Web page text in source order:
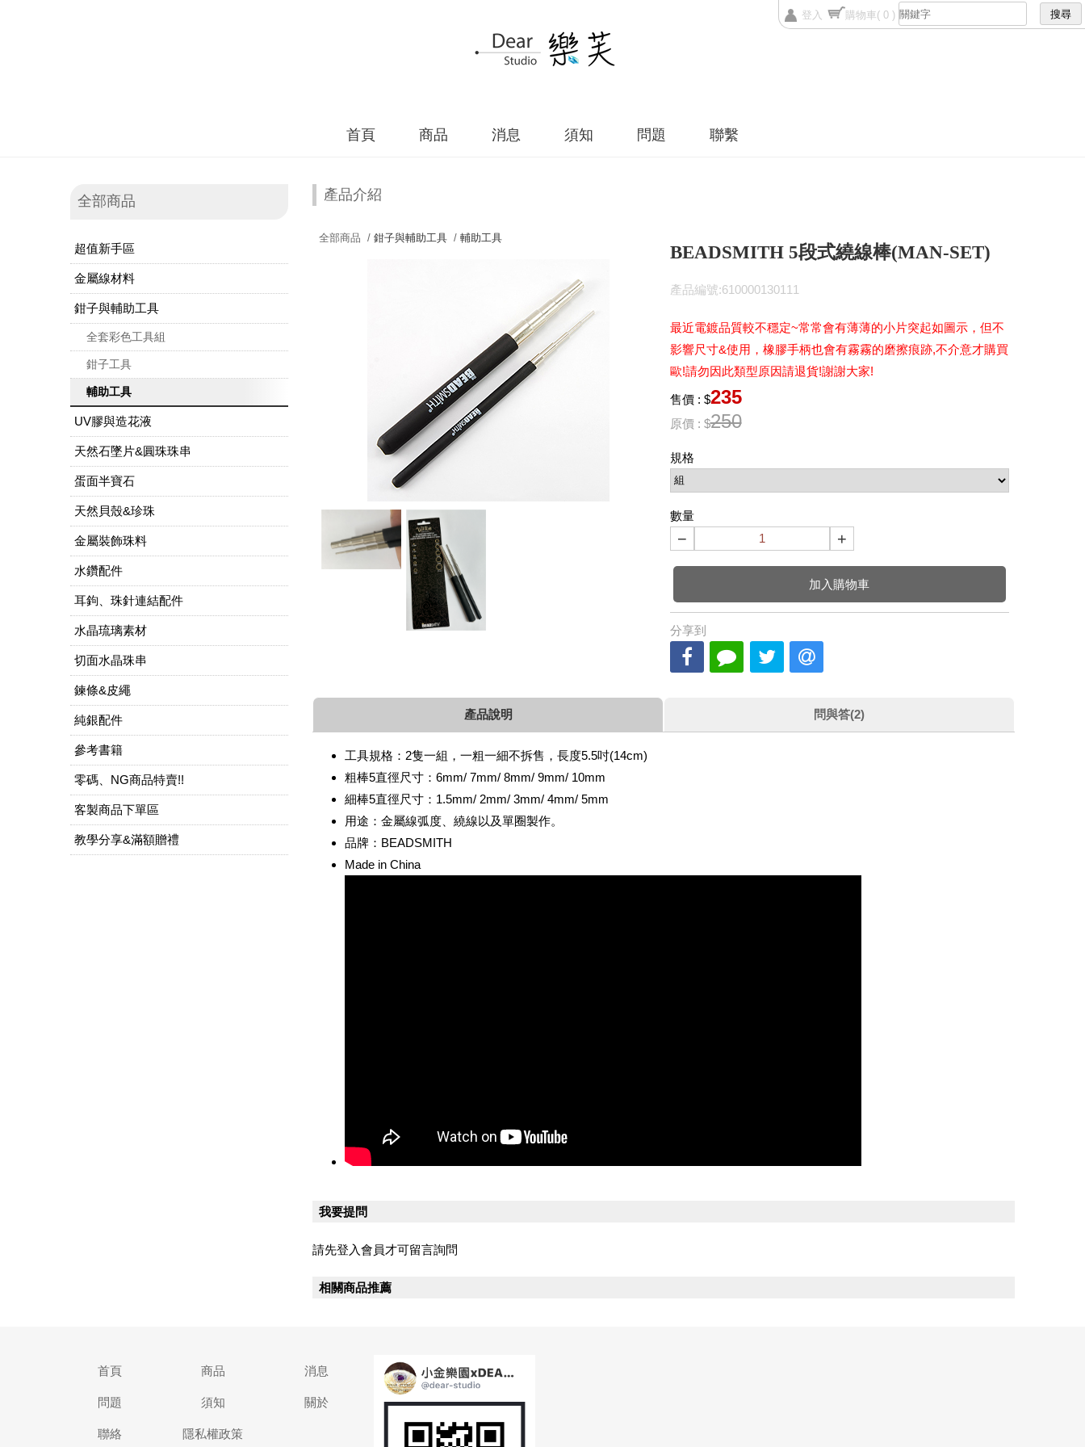
登入 購物車( 0 )
首頁 商品 消息 須知 問題 聯繫
全部商品
超值新手區
金屬線材料
鉗子與輔助工具
全套彩色工具組
鉗子工具
輔助工具
UV膠與造花液
天然石墜片&圓珠珠串
蛋面半寶石
天然貝殼&珍珠
金屬裝飾珠料
水鑽配件
耳鉤、珠針連結配件
水晶琉璃素材
切面水晶珠串
鍊條&皮繩
純銀配件
參考書籍
零碼、NG商品特賣!!
客製商品下單區
教學分享&滿額贈禮
產品介紹
全部商品 / 鉗子與輔助工具/ 輔助工具
BEADSMITH 5段式繞線棒(MAN-SET)
產品編號:610000130111
最近電鍍品質較不穩定~常常會有薄薄的小片突起如圖示，但不
影響尺寸&使用，橡膠手柄也會有霧霧的磨擦痕跡,不介意才購買
歐!請勿因此類型原因請退貨!謝謝大家!
售價 : $235
原價 : $250
規格
數量
− +
加入購物車
分享到
產品說明 問與答(2)
工具規格：2隻一組，一粗一細不拆售，長度5.5吋(14cm)
粗棒5直徑尺寸：6mm/ 7mm/ 8mm/ 9mm/ 10mm
細棒5直徑尺寸：1.5mm/ 2mm/ 3mm/ 4mm/ 5mm
用途：金屬線弧度、繞線以及單圈製作。
品牌：BEADSMITH
Made in China
我要提問
請先登入會員才可留言詢問
相關商品推薦
首頁 商品 消息
問題 須知 關於
聯絡 隱私權政策